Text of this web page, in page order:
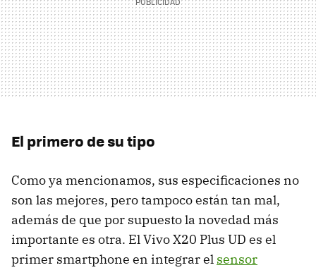
El primero de su tipo
Como ya mencionamos, sus especificaciones no
son las mejores, pero tampoco están tan mal,
además de que por supuesto la novedad más
importante es otra. El Vivo X20 Plus UD es el
primer smartphone en integrar el sensor